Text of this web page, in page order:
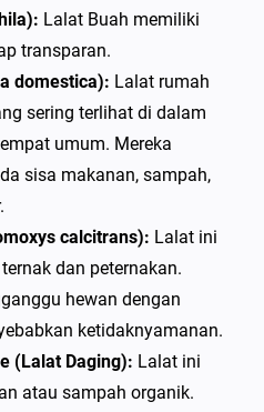
Lalat Buah memiliki
transparan.
domestica): Lalat rumah
sering terlihat di dalam
umum. Mereka
sisa makanan, sampah,
calcitrans): Lalat ini
dan peternakan.
hewan dengan
ketidaknyamanan.
(Lalat Daging): Lalat ini
atau sampah organik.